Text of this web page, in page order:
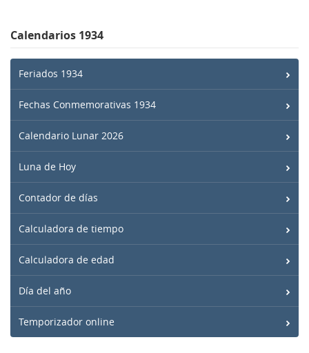
Calendarios 1934
Feriados 1934
Fechas Conmemorativas 1934
Calendario Lunar 2026
Luna de Hoy
Contador de días
Calculadora de tiempo
Calculadora de edad
Día del año
Temporizador online